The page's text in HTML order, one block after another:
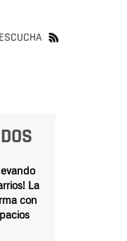
La
con